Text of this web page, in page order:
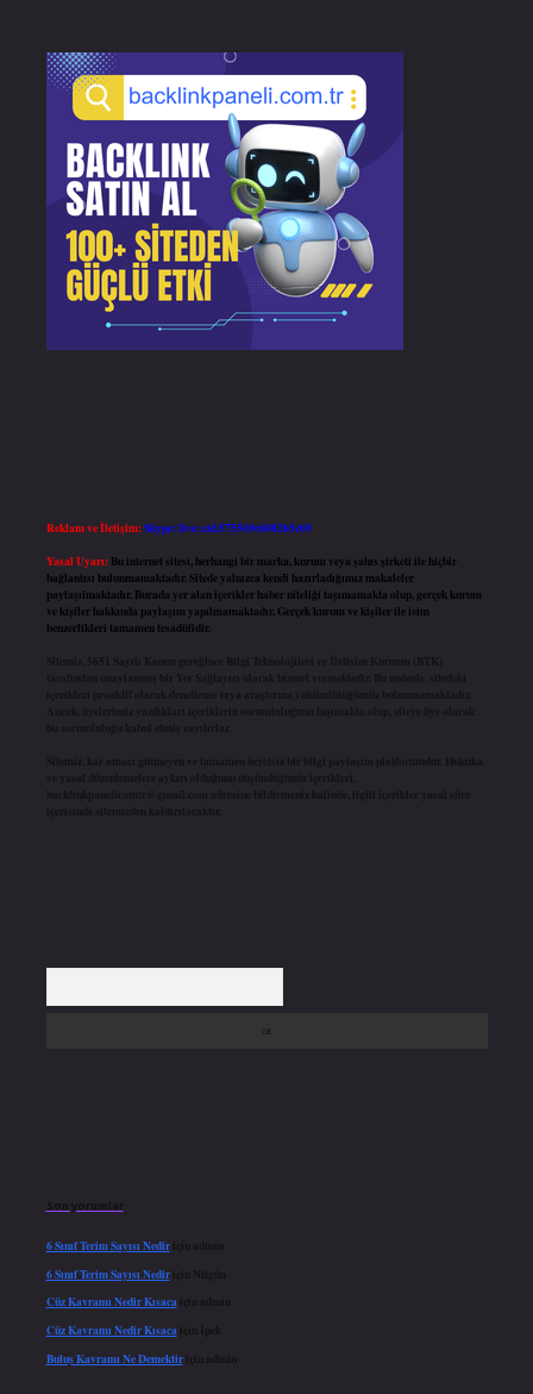
Reklam ve İletişim:Skype: live:.cid.575569c608265c69
Yasal Uyarı: Bu internet sitesi, herhangi bir marka, kurum veya şahıs şirketi ile hiçbir
bağlantısı bulunmamaktadır. Sitede yalnızca kendi hazırladığımız makaleler
paylaşılmaktadır. Burada yer alan içerikler haber niteliği taşımamakta olup, gerçek kurum
ve kişiler hakkında paylaşım yapılmamaktadır. Gerçek kurum ve kişiler ile isim
benzerlikleri tamamen tesadüfidir.
Sitemiz, 5651 Sayılı Kanun gereğince Bilgi Teknolojileri ve İletişim Kurumu (BTK)
tarafından onaylanmış bir Yer Sağlayıcı olarak hizmet vermektedir. Bu nedenle, sitedeki
içerikleri proaktif olarak denetleme veya araştırma yükümlülüğümüz bulunmamaktadır.
Ancak, üyelerimiz yazdıkları içeriklerin sorumluluğunu taşımakta olup, siteye üye olarak
bu sorumluluğu kabul etmiş sayılırlar.
Sitemiz, kar amacı gütmeyen ve tamamen ücretsiz bir bilgi paylaşım platformudur. Hukuka
ve yasal düzenlemelere aykırı olduğunu düşündüğünüz içerikleri,
backlinkpanelicomtr@gmail.com adresine bildirmeniz halinde, ilgili içerikler yasal süre
içerisinde sitemizden kaldırılacaktır.
Son yorumlar
6 Sınıf Terim Sayısı Nediriçin admin
6 Sınıf Terim Sayısı Nediriçin Nilgün
Cüz Kavramı Nedir Kısacaiçin admin
Cüz Kavramı Nedir Kısacaiçin
İpek
Buluş Kavramı Ne Demektiriçin admin